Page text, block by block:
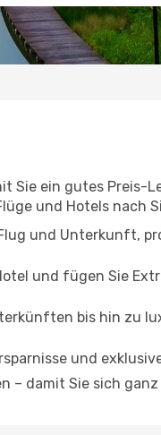
Sie ein gutes
und Hotels nach
und Unterkunft,
und fügen Sie
bis hin zu
und
– damit Sie sich